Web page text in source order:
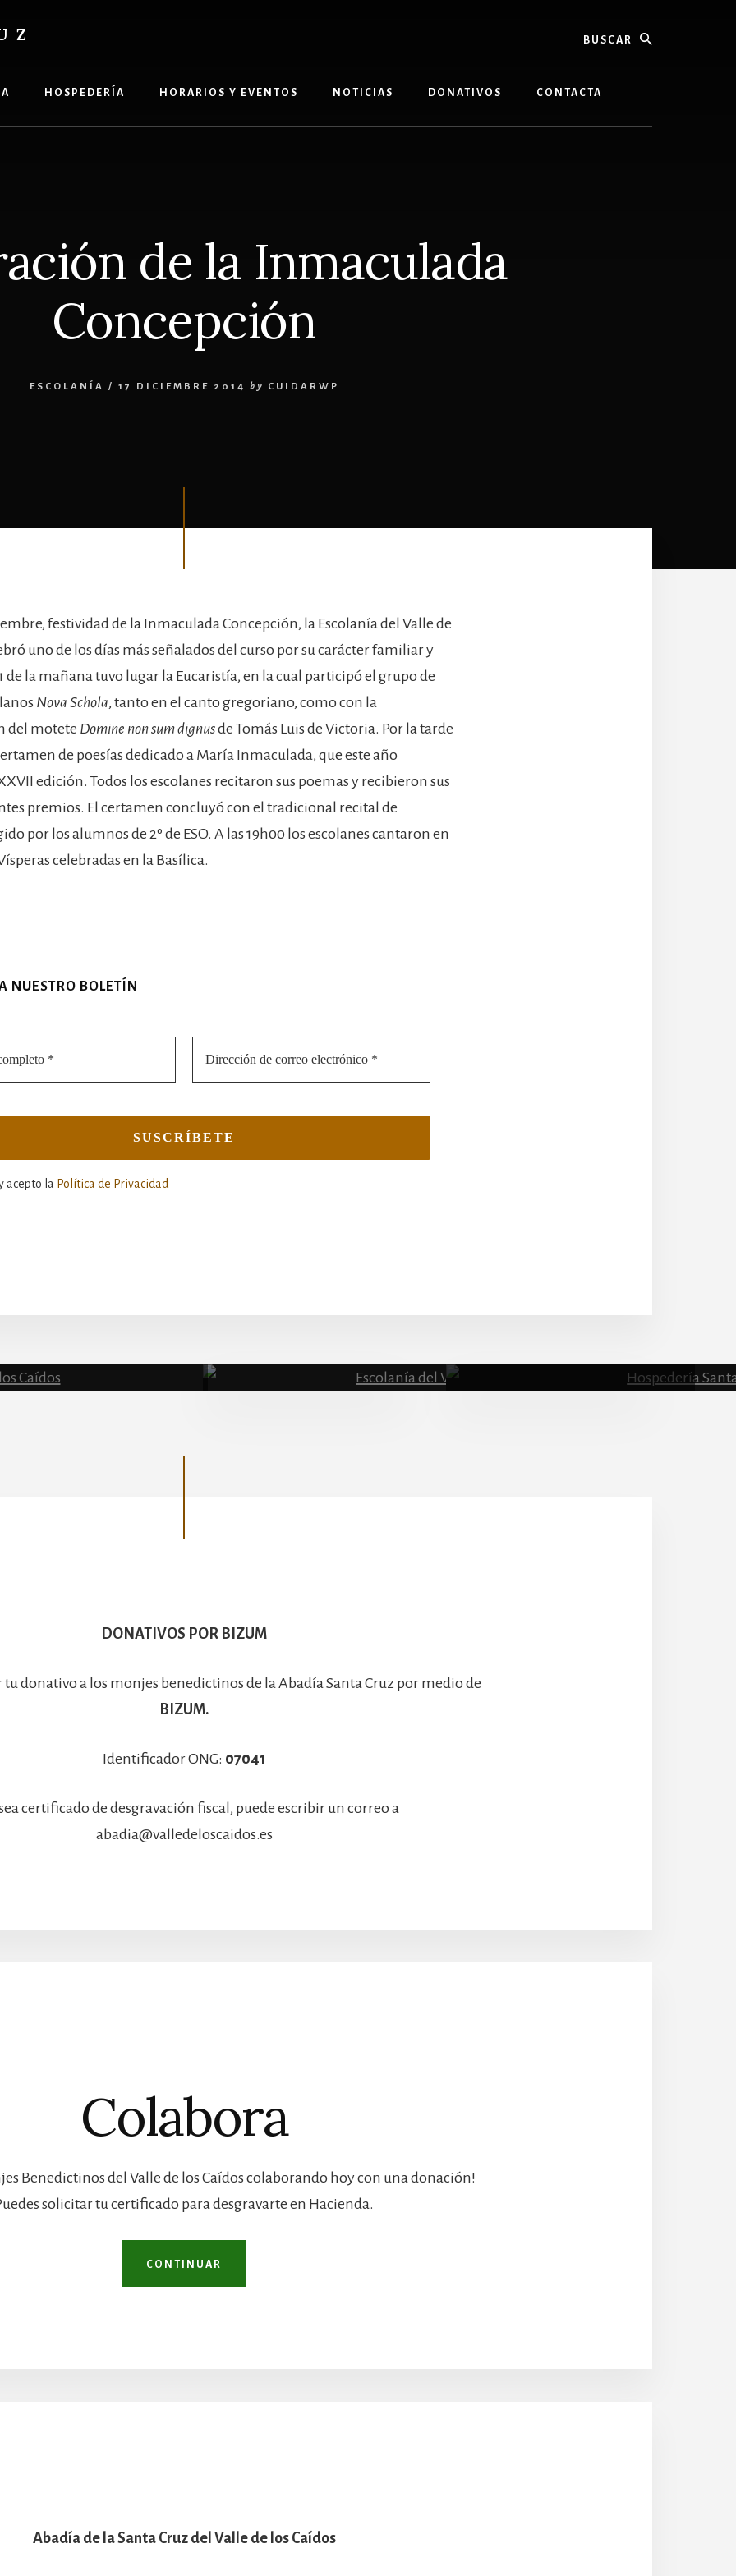
HOSPEDERÍA HORARIOS Y EVENTOS NOTICIAS DONATIVOS CONTACTA
de la Inmaculada
Concepción
ESCOLANÍA / 17 DICIEMBRE 2014 by CUIDARWP
festividad de la Inmaculada Concepción, la Escolanía del Valle de
uno de los días más señalados del curso por su carácter familiar y
de la mañana tuvo lugar la Eucaristía, en la cual participó el grupo de
Nova Schola, tanto en el canto gregoriano, como con la
del motete Domine non sum dignusde Tomás Luis de Victoria. Por la tarde
de poesías dedicado a María Inmaculada, que este año
edición. Todos los escolanes recitaron sus poemas y recibieron sus
premios. El certamen concluyó con el tradicional recital de
por los alumnos de 2º de ESO. A las 19h00 los escolanes cantaron en
celebradas en la Basílica.
NUESTRO BOLETÍN
acepto la Política de Privacidad
DONATIVOS POR BIZUM
tu donativo a los monjes benedictinos de la Abadía Santa Cruz por medio de
BIZUM.
Identificador ONG: 07041
certificado de desgravación fiscal, puede escribir un correo a
abadia@valledeloscaidos.es
Colabora
Benedictinos del Valle de los Caídos colaborando hoy con una donación!
solicitar tu certificado para desgravarte en Hacienda.
CONTINUAR
Abadía de la Santa Cruz del Valle de los Caídos